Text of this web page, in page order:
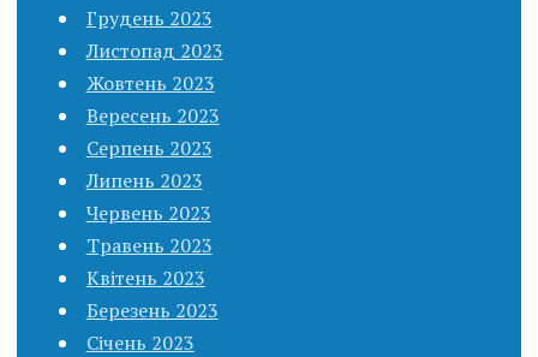
Грудень 2023
Листопад 2023
Жовтень 2023
Вересень 2023
Серпень 2023
Липень 2023
Червень 2023
Травень 2023
Квітень 2023
Березень 2023
Січень 2023